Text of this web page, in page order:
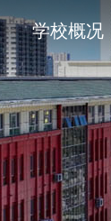
学校概况
学院简介
校风校训
石职动态
媒体关注
党建专题
教学动态
语言文字建设
学工处
科研动态
科协技术学会
招生专题
信息公开法规与
信息公开其它